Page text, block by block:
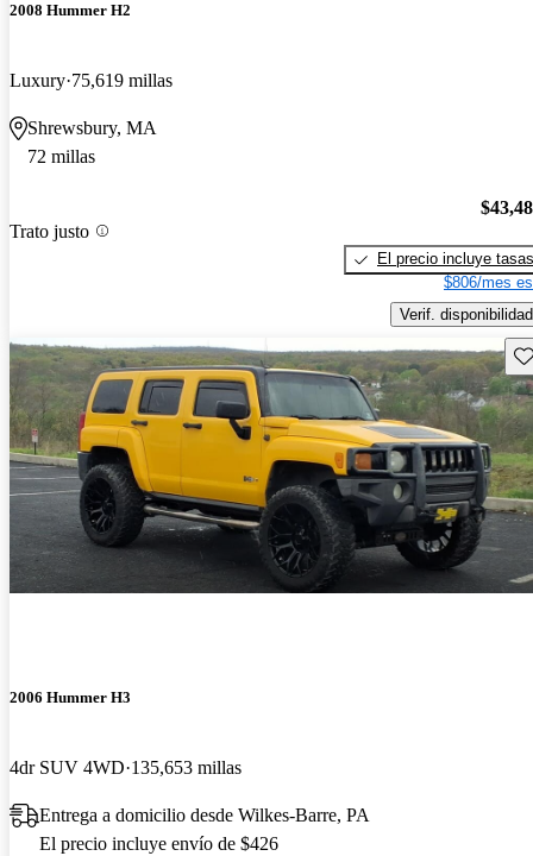
2008 Hummer H2
Luxury 75,619 millas
Shrewsbury, MA
72 millas
Trato justo
El precio incluye tasas
$806/mes
Verif. disponibilidad
2006 Hummer H3
4dr SUV 4WD 135,653 millas
Entrega a domicilio desde Wilkes-Barre, PA
El precio incluye envío de $426